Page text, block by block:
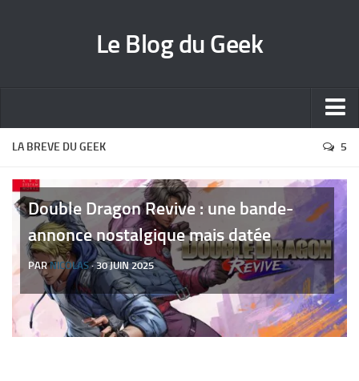
Le Blog du Geek
Blog jeux vidéo
Contact
LA BREVE DU GEEK 5
Double Dragon Revive : une bande-
annonce nostalgique mais datée
PARNICOLAS· 30 JUIN 2025